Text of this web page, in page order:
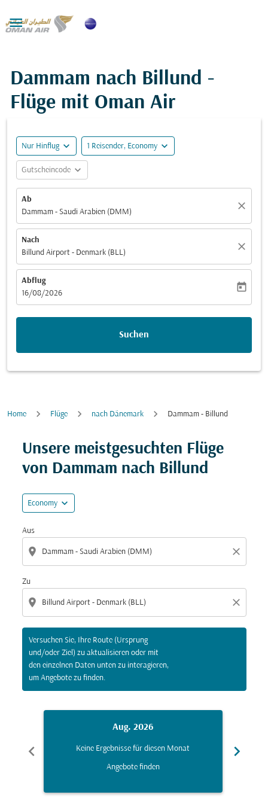

Dammam nach Billund -
Flüge mit Oman Air
Nur Hinflug expand_more 1 Reisender, Economy expand_more
Gutscheincode expand_more
Ab
Dammam - Saudi Arabien (DMM)
close
Nach
Billund Airport - Denmark (BLL)
close
Abflug
fc-booking-departure-date-aria-label
16/08/2026
today
Suchen
Home Flüge nach Dänemark Dammam - Billund
Unsere meistgesuchten Flüge
von Dammam nach Billund
Economy expand_more
Aus
location_on close
Zu
location_on close
Versuchen Sie, Ihre Route (Ursprung
und/oder Ziel) zu aktualisieren oder mit
den einzelnen Daten unten zu interagieren,
um Angebote zu finden.
Versuchen Sie, Ihre Route (Ursprung und/oder Ziel)
chevron_left
Aug. 2026
Keine Ergebnisse für diesen Monat
Angebote finden
chevron_right